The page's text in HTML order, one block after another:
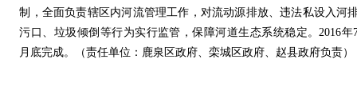
制，全面负责辖区内河流管理工作，对流动源排放、违法私设入河
污口、垃圾倾倒等行为实行监管，保障河道生态系统稳定。2016年
月底完成。（责任单位：鹿泉区政府、栾城区政府、赵县政府负责）